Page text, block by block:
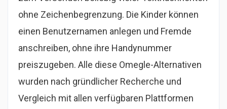
ohne Zeichenbegrenzung. Die Kinder können
einen Benutzernamen anlegen und Fremde
anschreiben, ohne ihre Handynummer
preiszugeben. Alle diese Omegle-Alternativen
wurden nach gründlicher Recherche und
Vergleich mit allen verfügbaren Plattformen